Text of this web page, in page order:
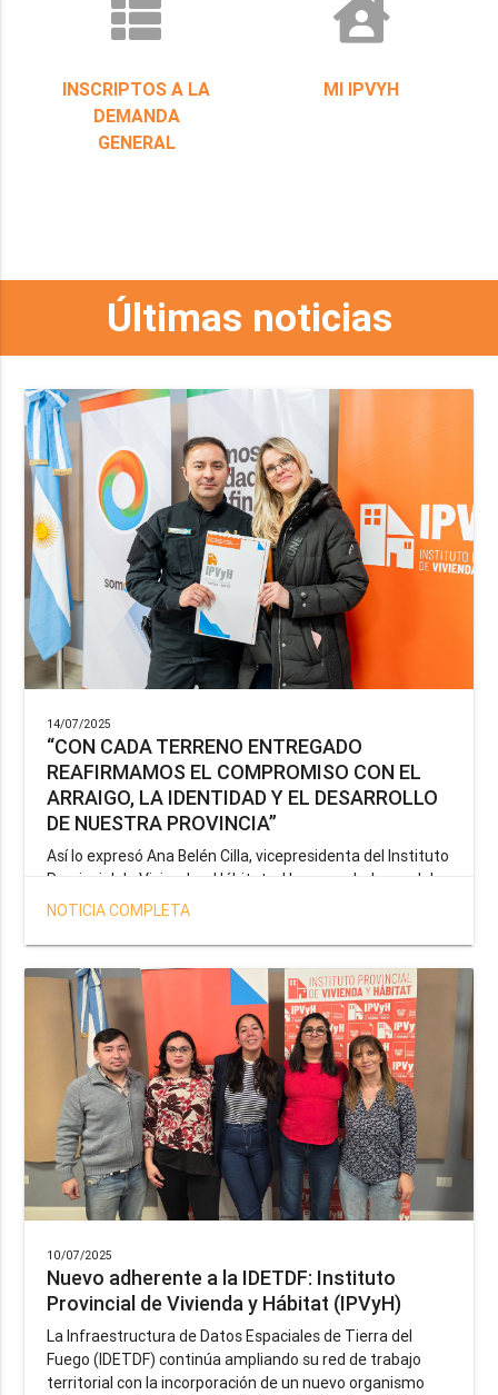
INSCRIPTOS A LA
DEMANDA
GENERAL
MI IPVYH
Últimas noticias
14/07/2025
“CON CADA TERRENO ENTREGADO
REAFIRMAMOS EL COMPROMISO CON EL
ARRAIGO, LA IDENTIDAD Y EL DESARROLLO
DE NUESTRA PROVINCIA”
Así lo expresó Ana Belén Cilla, vicepresidenta del Instituto
Provincial de Vivienda y Hábitat, al hacer un balance del
trabajo del organismo en el marco de la operatoria
salud y seguridad impulsada por el gobernador Gustavo
Melella.
NOTICIA COMPLETA
10/07/2025
Nuevo adherente a la IDETDF: Instituto
Provincial de Vivienda y Hábitat (IPVyH)
La Infraestructura de Datos Espaciales de Tierra del
Fuego (IDETDF) continúa ampliando su red de trabajo
territorial con la incorporación de un nuevo organismo